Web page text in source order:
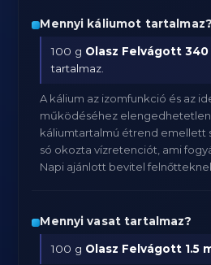
Mennyi káliumot tartalmaz?
100 g Olasz Felvágott
tartalmaz.
A kálium az izomfunkció és az
működéséhez
káliumtartalmú étrend emellett
só okozta vízretenciót, ami
Napi ajánlott bevitel
Mennyi vasat tartalmaz?
100 g Olasz Felvágott 1.5